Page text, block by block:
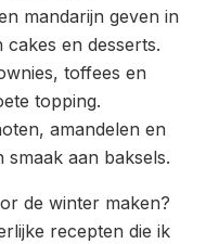
mandarijn geven in
en desserts.
toffees en
topping.
amandelen en
aan baksels.
de winter maken?
recepten die ik